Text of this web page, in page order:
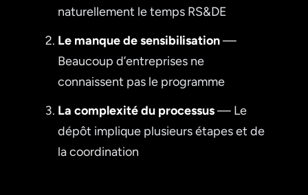
naturellement le temps RS&DE
Le manque de sensibilisation—
Beaucoup d’entreprises ne
connaissent pas le programme
La complexité du processus— Le
dépôt implique plusieurs étapes et de
la coordination